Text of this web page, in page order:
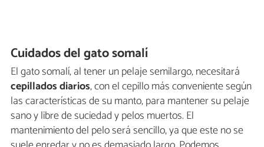
Cuidados del gato somalí
El gato somalí, al tener un pelaje semilargo, necesitará
cepillados diarios, con el cepillo más conveniente según
las características de su manto, para mantener su pelaje
sano y libre de suciedad y pelos muertos. El
mantenimiento del pelo será sencillo, ya que este no se